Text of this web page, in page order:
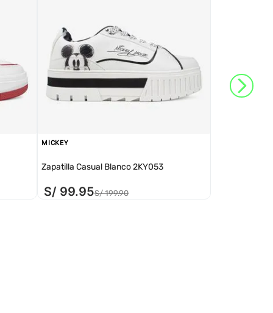
MICKEY
Zapatilla Casual Blanco 2KY053
S/ 99.95S/ 199.90